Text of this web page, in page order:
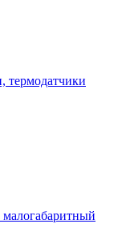
термодатчики